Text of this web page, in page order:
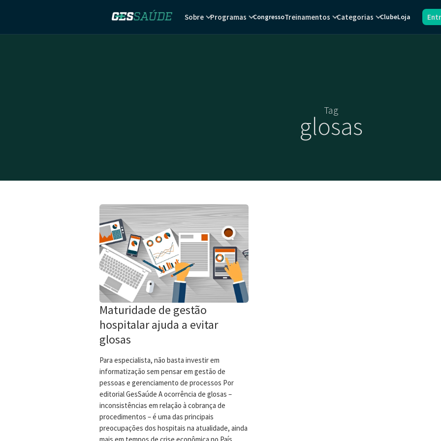
Sobre Programas CongressoTreinamentos Categorias ClubeLoja
Tag
glosas
Maturidade de gestão
hospitalar ajuda a evitar
glosas
Para especialista, não basta investir em
informatização sem pensar em gestão de
pessoas e gerenciamento de processos Por
editorial GesSaúde A ocorrência de glosas –
inconsistências em relação à cobrança de
procedimentos – é uma das principais
preocupações dos hospitais na atualidade, ainda